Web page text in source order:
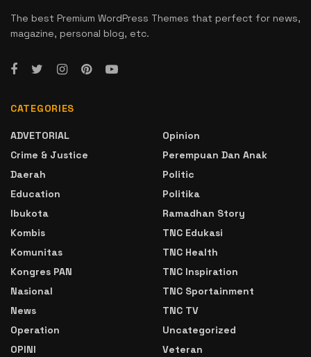
The best Premium WordPress Themes that perfect for news,
magazine, personal blog, etc.
CATEGORIES
ADVETORIAL
Crime & Justice
Daerah
Education
Ibukota
Kombis
Komunitas
Kongres PAN
Nasional
News
Operation
OPINI
Opinion
Perempuan Dan Anak
Politic
Politika
Ramadhan Story
TNC Edukasi
TNC Health
TNC Inspiration
TNC Sportainment
TNC TV
Uncategorized
Veteran